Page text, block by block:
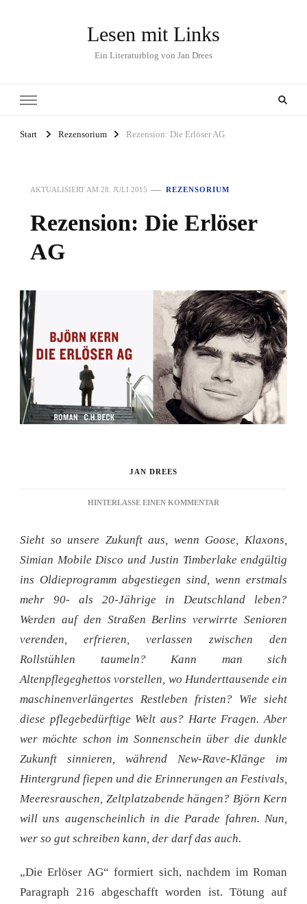
Lesen mit Links
Ein Literaturblog von Jan Drees
Start Rezensorium Rezension: Die Erlöser AG
AKTUALISIERT AM 28. JULI 2015 REZENSORIUM
Rezension: Die Erlöser
AG
JAN DREES
HINTERLASSE EINEN KOMMENTAR
ERLÖSER
AG
Sieht so unsere Zukunft aus, wenn Goose, Klaxons,
Simian Mobile Disco und Justin Timberlake endgültig
ins Oldieprogramm abgestiegen sind, wenn erstmals
mehr 90- als 20-Jährige in Deutschland leben?
Werden auf den Straßen Berlins verwirrte Senioren
verenden, erfrieren, verlassen zwischen den
Rollstühlen taumeln? Kann man sich
Altenpflegeghettos vorstellen, wo Hunderttausende ein
maschinenverlängertes Restleben fristen? Wie sieht
diese pflegebedürftige Welt aus? Harte Fragen. Aber
wer möchte schon im Sonnenschein über die dunkle
Zukunft sinnieren, während New-Rave-Klänge im
Hintergrund fiepen und die Erinnerungen an Festivals,
Meeresrauschen, Zeltplatzabende hängen? Björn Kern
will uns augenscheinlich in die Parade fahren. Nun,
wer so gut schreiben kann, der darf das auch.
„Die Erlöser AG“ formiert sich, nachdem im Roman
Paragraph 216 abgeschafft worden ist. Tötung auf